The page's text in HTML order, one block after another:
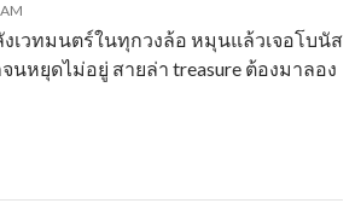
งเวทมนตร์ในทุกวงล้อ หมุนแล้วเจอโบนัส
หยุดไม่อยู่ สายล่า treasure ต้องมาลอง